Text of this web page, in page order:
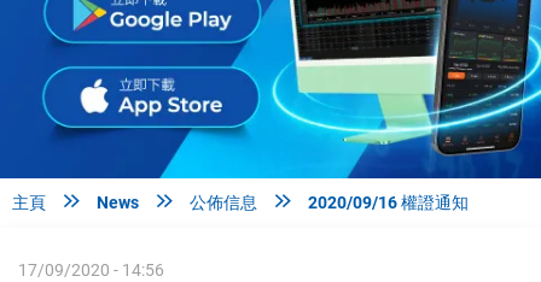
主頁  News  公佈信息  2020/09/16 權證通知
17/09/2020 - 14:56